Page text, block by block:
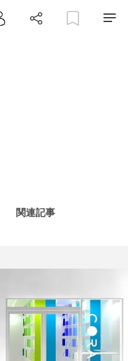
関連記事